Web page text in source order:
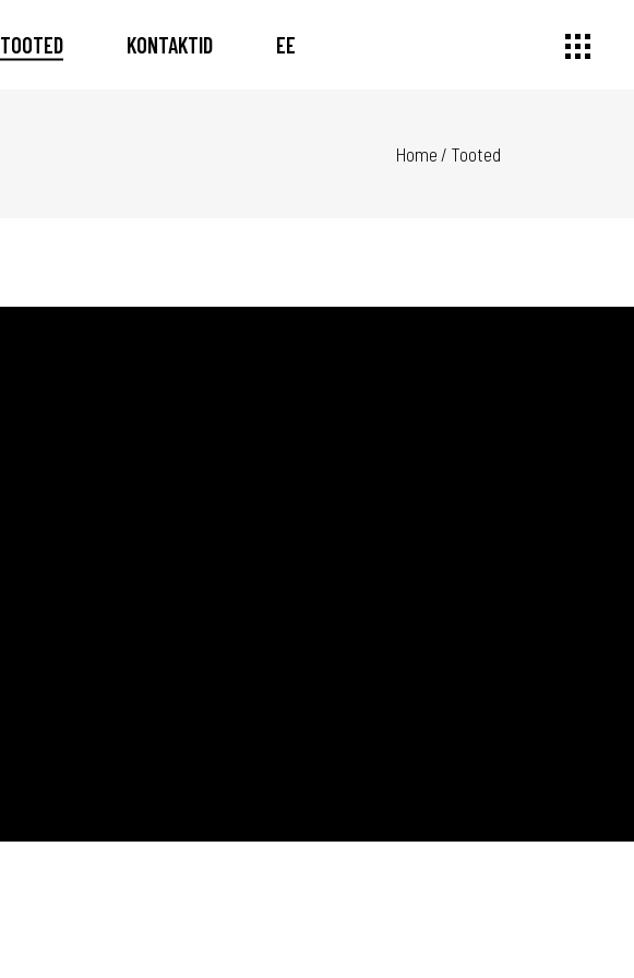
TOOTED KONTAKTID EE
Home / Tooted